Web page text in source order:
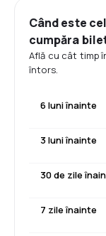
Când este
cumpăra
Află cu cât timp
întors.
6 luni înainte
3 luni înainte
30 de zile
7 zile înainte